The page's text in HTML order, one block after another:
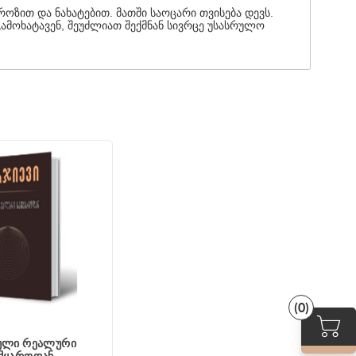
(0)
და ნახატებით. მათში საოცარი თვისება დევს.
შეუძლიათ შექმნან სივრცე უსასრულო
რეალური